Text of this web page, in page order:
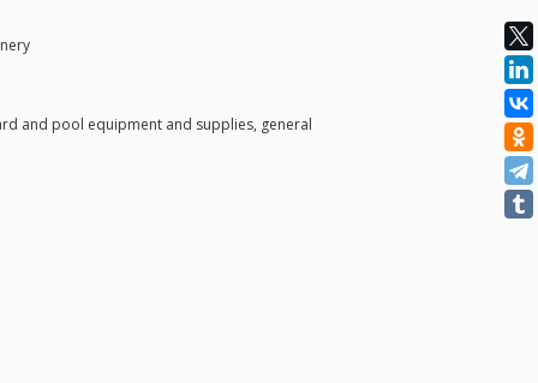
and pool equipment and supplies, general